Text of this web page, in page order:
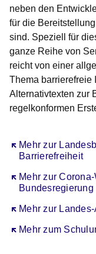
neben den
für die
sind. Speziell für
ganze Reihe von
reicht von einer
Thema barrierefreie
Alternativtexten zur
regelkonformen
Mehr zur
Barrierefreiheit
Öffnet sich in
Mehr zur
Bundesregierung
Öffnet sich in
Mehr zur
Öffnet sich in
Mehr zum
Öffnet sich in